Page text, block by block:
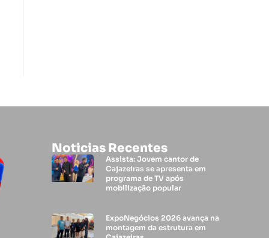
Noticias Recentes
Assista: Jovem cantor de
Cajazeiras se apresenta em
programa de TV após
mobilização popular
ExpoNegócios 2026 avança na
montagem da estrutura em